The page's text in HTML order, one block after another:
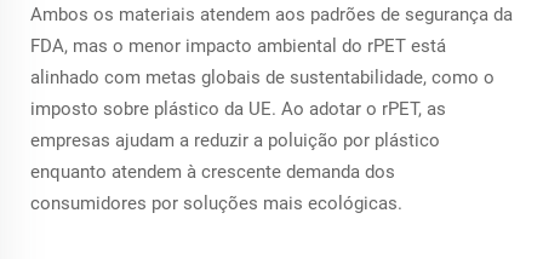
Ambos os materiais atendem aos padrões de segurança da
FDA, mas o menor impacto ambiental do rPET está
alinhado com metas globais de sustentabilidade, como o
imposto sobre plástico da UE. Ao adotar o rPET, as
empresas ajudam a reduzir a poluição por plástico
enquanto atendem à crescente demanda dos
consumidores por soluções mais ecológicas.